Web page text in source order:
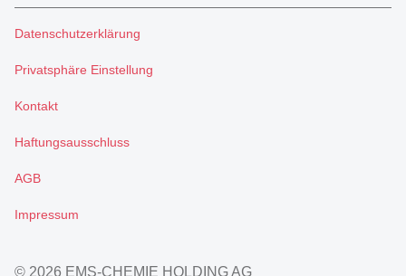
Datenschutzerklärung
Privatsphäre Einstellung
Kontakt
Haftungsausschluss
AGB
Impressum
© 2026 EMS-CHEMIE HOLDING AG